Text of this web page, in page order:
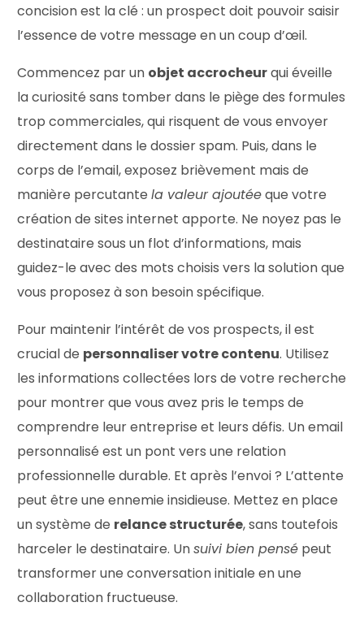
concision est la clé : un prospect doit pouvoir saisir
l’essence de votre message en un coup d’œil.
Commencez par un objet accrocheurqui éveille
la curiosité sans tomber dans le piège des formules
trop commerciales, qui risquent de vous envoyer
directement dans le dossier spam. Puis, dans le
corps de l’email, exposez brièvement mais de
manière percutantela valeur ajoutéeque votre
création de sites internet apporte. Ne noyez pas le
destinataire sous un flot d’informations, mais
guidez-le avec des mots choisis vers la solution que
vous proposez à son besoin spécifique.
Pour maintenir l’intérêt de vos prospects, il est
crucial de personnaliser votre contenu. Utilisez
les informations collectées lors de votre recherche
pour montrer que vous avez pris le temps de
comprendre leur entreprise et leurs défis. Un email
personnalisé est un pont vers une relation
professionnelle durable. Et après l’envoi ? L’attente
peut être une ennemie insidieuse. Mettez en place
un système de relance structurée, sans toutefois
harceler le destinataire. Unsuivi bien pensé peut
transformer une conversation initiale en une
collaboration fructueuse.